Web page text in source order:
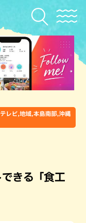
レビ,地域,本島南部,沖縄
きる「食工